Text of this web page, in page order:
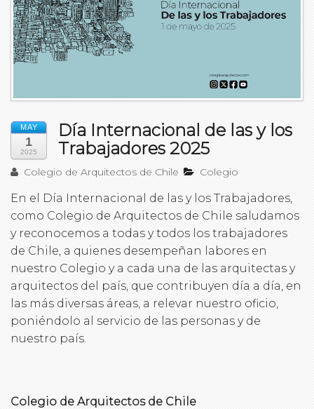
Medios
Contacto
MAY
1
2025
Día Internacional de las y los
Trabajadores 2025
Colegio de Arquitectos de Chile Colegio
En el Día Internacional de las y los Trabajadores,
como Colegio de Arquitectos de Chile saludamos
y reconocemos a todas y todos los trabajadores
de Chile, a quienes desempeñan labores en
nuestro Colegio y a cada una de las arquitectas y
arquitectos del país, que contribuyen día a día, en
las más diversas áreas, a relevar nuestro oficio,
poniéndolo al servicio de las personas y de
nuestro país.
Colegio de Arquitectos de Chile